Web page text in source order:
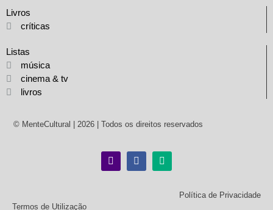
Livros
críticas
Listas
música
cinema & tv
livros
© MenteCultural | 2026 | Todos os direitos reservados
Política de Privacidade
Termos de Utilização